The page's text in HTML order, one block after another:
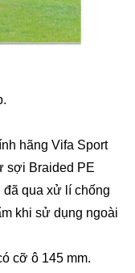
hãng Vifa Sport
sợi Braided PE
qua xử lí chống
khi sử dụng ngoài
cỡ ô 145 mm.